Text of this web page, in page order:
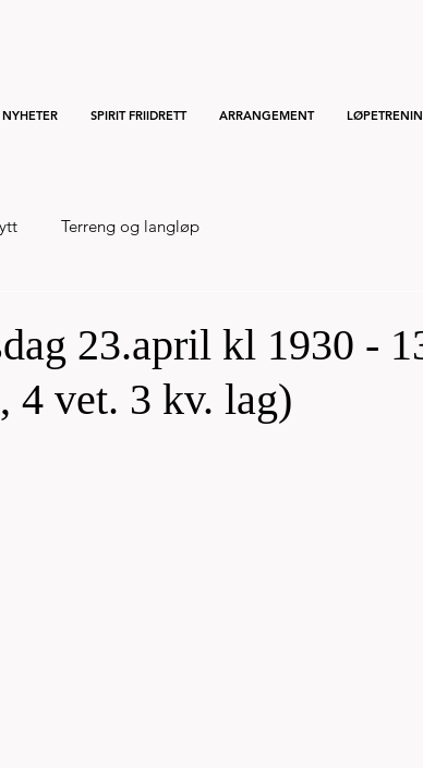
NYHETER SPIRIT FRIIDRETT ARRANGEMENT
Terreng og langløp
23.april kl 1930 -
4 vet. 3 kv. lag)